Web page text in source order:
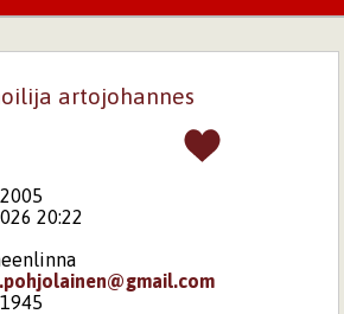
artojohannes
20:22